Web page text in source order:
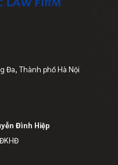
Đa, Thành phố Hà Nội
Đình Hiệp